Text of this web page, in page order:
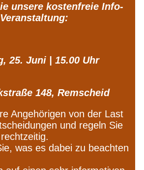
unsere kostenfreie Info-
Veranstaltung:
25. Juni | 15.00 Uhr
148, Remscheid
Angehörigen von der Last
und regeln Sie
was es dabei zu beachten